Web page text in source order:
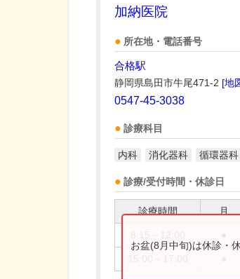
加納医院
所在地・電話番号
合格駅
静岡県島田市牛尾471-2 [地
0547-45-3038
診療科目
内科 消化器科 循環器科
診療/受付時間・休診日
診療時間 月
お盆(8月中旬)は休診・